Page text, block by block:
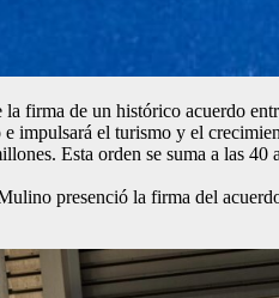
firma de un histórico acuerdo
impulsará el turismo y el
Esta orden se suma a las
presenció la firma del